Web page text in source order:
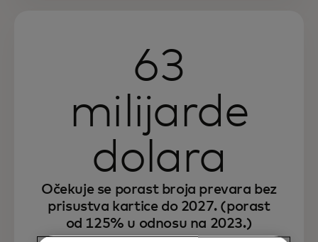
63
milijarde
dolara
Očekuje se porast broja prevara bez
prisustva kartice do 2027. (porast
od 125% u odnosu na 2023.)